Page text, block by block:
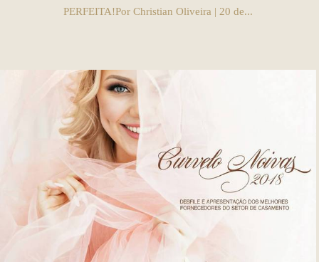
PERFEITA!Por Christian Oliveira | 20 de...